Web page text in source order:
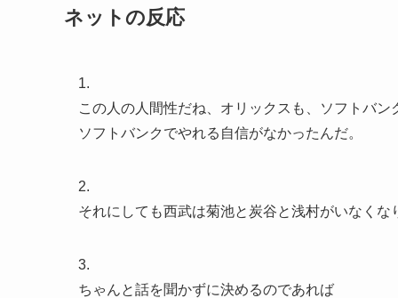
ネットの反応
1.
この人の人間性だね、オリックスも、ソフトバ
ソフトバンクでやれる自信がなかったんだ。
2.
それにしても西武は菊池と炭谷と浅村がいなくな
3.
ちゃんと話を聞かずに決めるのであれば